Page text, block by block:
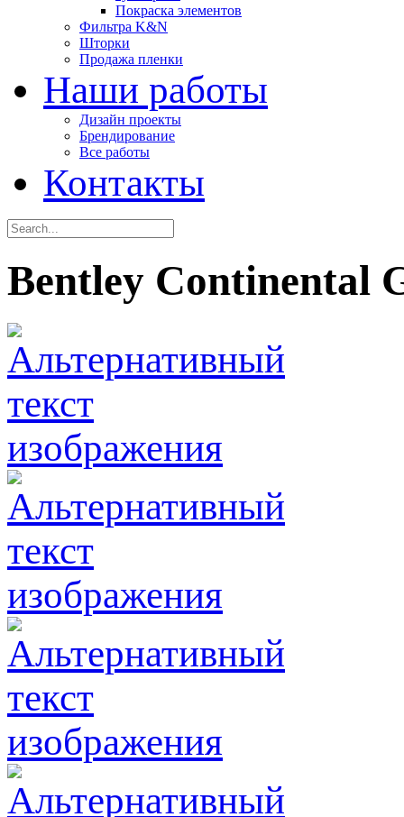
Покраска элементов
Фильтра K&N
Шторки
Продажа пленки
Наши работы
Дизайн проекты
Брендирование
Все работы
Контакты
Bentley Continental